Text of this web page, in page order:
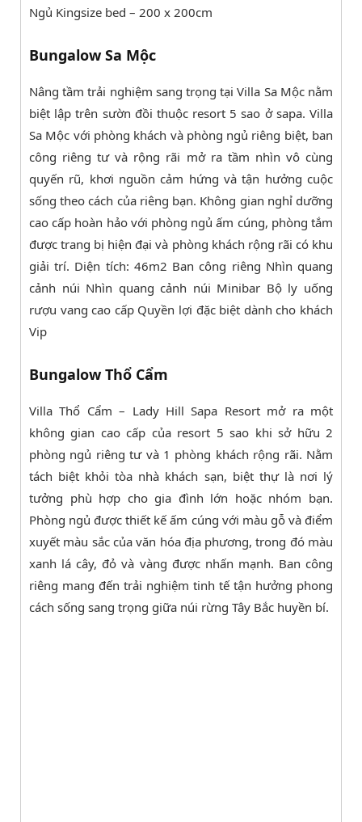
Ngủ Kingsize bed – 200 x 200cm
Bungalow Sa Mộc
Nâng tầm trải nghiệm sang trọng tại Villa Sa Mộc nằm
biệt lập trên sườn đồi thuộc resort 5 sao ở sapa. Villa
Sa Mộc với phòng khách và phòng ngủ riêng biệt, ban
công riêng tư và rộng rãi mở ra tầm nhìn vô cùng
quyến rũ, khơi nguồn cảm hứng và tận hưởng cuộc
sống theo cách của riêng bạn. Không gian nghỉ dưỡng
cao cấp hoàn hảo với phòng ngủ ấm cúng, phòng tắm
được trang bị hiện đại và phòng khách rộng rãi có khu
giải trí. Diện tích: 46m2 Ban công riêng Nhìn quang
cảnh núi Nhìn quang cảnh núi Minibar Bộ ly uống
rượu vang cao cấp Quyền lợi đặc biệt dành cho khách
Vip
Bungalow Thổ Cẩm
Villa Thổ Cẩm – Lady Hill Sapa Resort mở ra một
không gian cao cấp của resort 5 sao khi sở hữu 2
phòng ngủ riêng tư và 1 phòng khách rộng rãi. Nằm
tách biệt khỏi tòa nhà khách sạn, biệt thự là nơi lý
tưởng phù hợp cho gia đình lớn hoặc nhóm bạn.
Phòng ngủ được thiết kế ấm cúng với màu gỗ và điểm
xuyết màu sắc của văn hóa địa phương, trong đó màu
xanh lá cây, đỏ và vàng được nhấn mạnh. Ban công
riêng mang đến trải nghiệm tinh tế tận hưởng phong
cách sống sang trọng giữa núi rừng Tây Bắc huyền bí.